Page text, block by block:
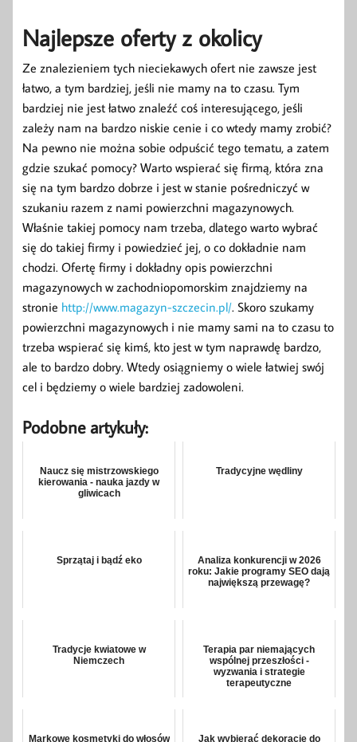
Najlepsze oferty z okolicy
Ze znalezieniem tych nieciekawych ofert nie zawsze jest
łatwo, a tym bardziej, jeśli nie mamy na to czasu. Tym
bardziej nie jest łatwo znaleźć coś interesującego, jeśli
zależy nam na bardzo niskie cenie i co wtedy mamy zrobić?
Na pewno nie można sobie odpuścić tego tematu, a zatem
gdzie szukać pomocy? Warto wspierać się firmą, która zna
się na tym bardzo dobrze i jest w stanie pośredniczyć w
szukaniu razem z nami powierzchni magazynowych.
Właśnie takiej pomocy nam trzeba, dlatego warto wybrać
się do takiej firmy i powiedzieć jej, o co dokładnie nam
chodzi. Ofertę firmy i dokładny opis powierzchni
magazynowych w zachodniopomorskim znajdziemy na
stronie http://www.magazyn-szczecin.pl/. Skoro szukamy
powierzchni magazynowych i nie mamy sami na to czasu to
trzeba wspierać się kimś, kto jest w tym naprawdę bardzo,
ale to bardzo dobry. Wtedy osiągniemy o wiele łatwiej swój
cel i będziemy o wiele bardziej zadowoleni.
Podobne artykuły:
Naucz się mistrzowskiego
kierowania - nauka jazdy w
gliwicach
Tradycyjne wędliny
Sprzątaj i bądź eko
Analiza konkurencji w 2026
roku: Jakie programy SEO dają
największą przewagę?
Tradycje kwiatowe w
Niemczech
Terapia par niemających
wspólnej przeszłości -
wyzwania i strategie
terapeutyczne
Markowe kosmetyki do włosów Jak wybierać dekoracje do